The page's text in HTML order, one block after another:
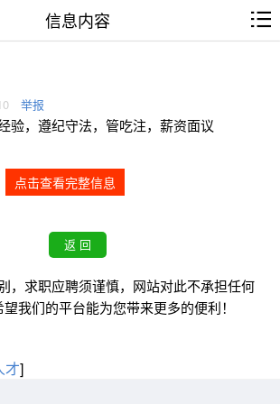
信息内容
举报
验，遵纪守法，管吃注，薪资面议
点击查看完整信息
，求职应聘须谨慎，网站对此不承担任何
我们的平台能为您带来更多的便利！
才]